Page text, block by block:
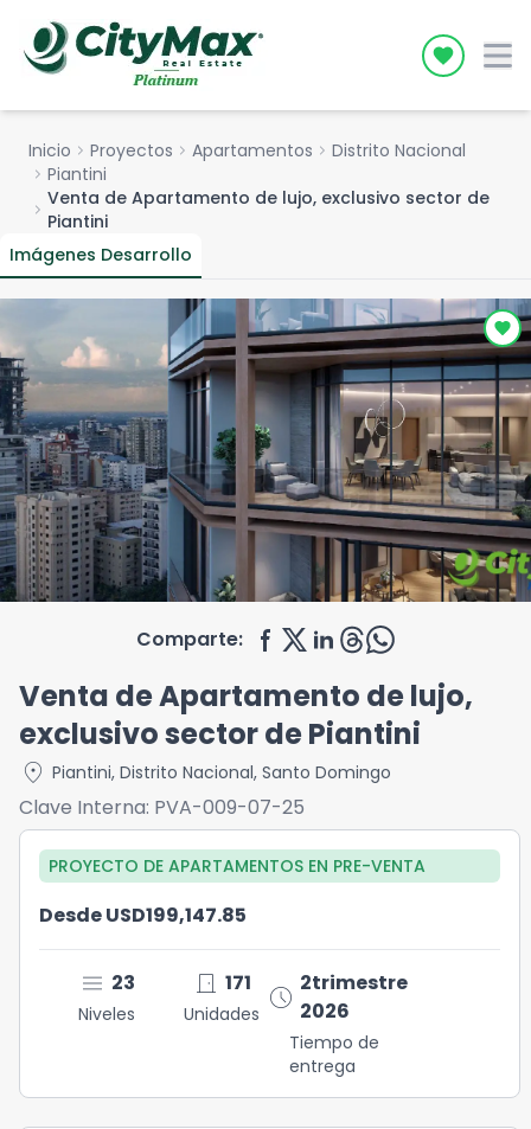
Icon
Inicio chevron_right Proyectos chevron_right Apartamentos chevron_right Distrito Nacional
chevron_right Piantini
chevron_right Venta de Apartamento de lujo, exclusivo sector de
Piantini
Imágenes Desarrollo
Comparte:
Venta de Apartamento de lujo,
exclusivo sector de Piantini
location_on Piantini, Distrito Nacional, Santo Domingo
Clave Interna: PVA-009-07-25
PROYECTO DE APARTAMENTOS EN PRE-VENTA
Desde USD199,147.85
menu 23
Niveles
door_front 171
Unidades schedule 2trimestre
2026
Tiempo de
entrega